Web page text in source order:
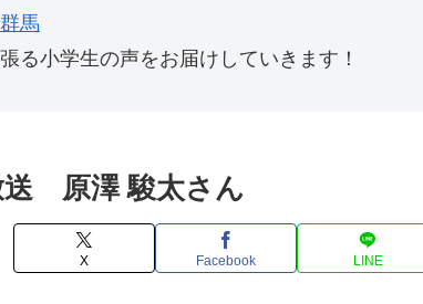
馬
る小学生の声をお届けしていきます！
送 原澤 駿太さん
X Facebook LINE